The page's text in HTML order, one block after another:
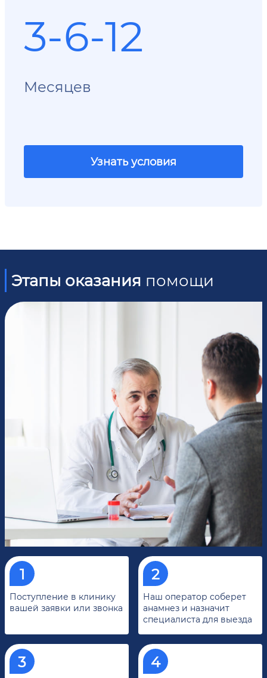
3-6-12
Месяцев
Узнать условия
Этапы оказания помощи
Поступление в клинику
вашей заявки или звонка
Наш оператор соберет
анамнез и назначит
специалиста для выезда